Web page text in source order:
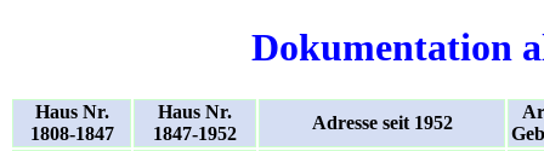
Dokumentation
Haus Nr.
1808-1847
Haus Nr.
1847-1952
Adresse seit 1952